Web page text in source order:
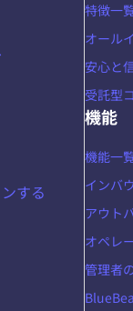
する
特徴一
オール
安心と
受託型
機能
機能一
インバ
アウト
オペレ
管理者